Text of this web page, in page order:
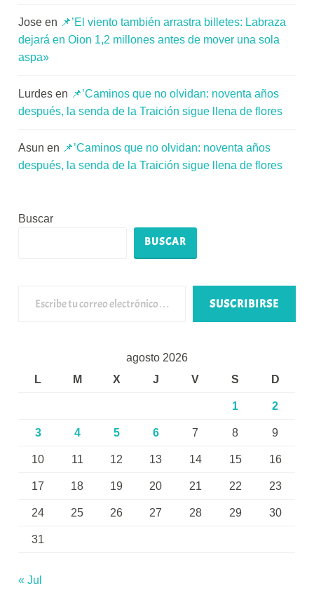
Jose en 📌’El viento también arrastra billetes: Labraza
dejará en Oion 1,2 millones antes de mover una sola
aspa»
Lurdes en 📌’Caminos que no olvidan: noventa años
después, la senda de la Traición sigue llena de flores
Asun en 📌’Caminos que no olvidan: noventa años
después, la senda de la Traición sigue llena de flores
Buscar
BUSCAR
SUSCRIBIRSE
agosto 2026
L
M X J V S D
1 2
3 4 5 6 7 8 9
10 11 12 13 14 15 16
17 18 19 20 21 22 23
24 25 26 27 28 29 30
31
« Jul